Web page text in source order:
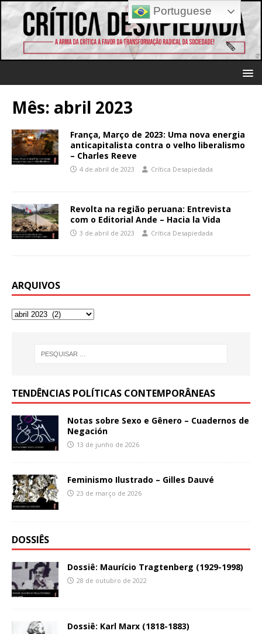
Mês: abril 2023
França, Março de 2023: Uma nova energia
anticapitalista contra o velho liberalismo
– Charles Reeve
4 de abril de 2023 Crítica Desapiedada
Revolta na região peruana: Entrevista
com o Editorial Ande – Hacia la Vida
3 de abril de 2023 Crítica Desapiedada
ARQUIVOS
TENDÊNCIAS POLÍTICAS CONTEMPORÂNEAS
Notas sobre Sexo e Gênero – Cuadernos de
Negación
13 de junho de 2026
Feminismo Ilustrado – Gilles Dauvé
23 de março de 2026
DOSSIÊS
Dossiê: Maurício Tragtenberg (1929-1998)
28 de outubro de 2022
Dossiê: Karl Marx (1818-1883)
Portuguese